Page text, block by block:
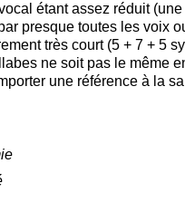
étant assez réduit
presque toutes les voix
très court (5 + 7 + 5
ne soit pas le même
une référence à la